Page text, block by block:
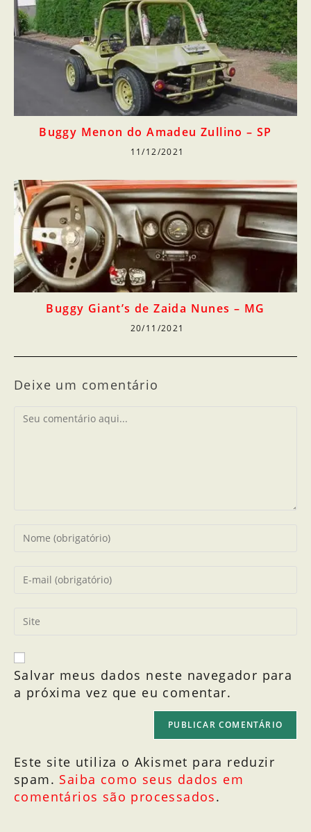
Buggy Menon do Amadeu Zullino – SP
11/12/2021
Buggy Giant’s de Zaida Nunes – MG
20/11/2021
Deixe um comentário
Salvar meus dados neste navegador para
a próxima vez que eu comentar.
Este site utiliza o Akismet para reduzir
spam. Saiba como seus dados em
comentários são processados.